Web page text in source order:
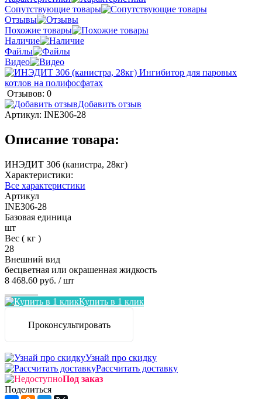
Сопутствующие товары
Отзывы
Похожие товары
Наличие
Файлы
Видео
Отзывов: 0
Добавить отзыв
Артикул: INE306-28
Описание товара:
ИНЭДИТ 306 (канистра, 28кг)
Характеристики:
Все характеристики
Артикул
INE306-28
Базовая единица
шт
Вес ( кг )
28
Внешний вид
бесцветная или окрашенная жидкость
8 468.60 руб. / шт
Купить в 1 клик
Проконсультировать
Узнай про скидку
Рассчитать доставку
Под заказ
Поделиться